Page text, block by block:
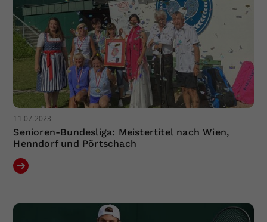
11.07.2023
Senioren-Bundesliga: Meistertitel nach Wien,
Henndorf und Pörtschach